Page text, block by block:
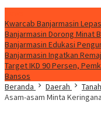
Kwarcab Banjarmasin
Banjarmasin Dorong Minat
Banjarmasin Edukasi
Banjarmasin Ingatkan
Target IKD 90 Persen,
Bansos
Beranda
Daerah
Asam-asam Minta